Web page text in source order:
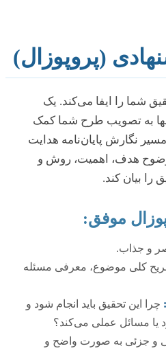
(پروپوزال)
شما را ایفا می‌کند. یک
به تصویب طرح شما کمک
نگارش پایان‌نامه هدایت
وضوح هدف، اهمیت، روش و
را بیان کند.
موفق:
و جذاب.
کلی موضوع، معرفی مسئله
چرا این تحقیق باید انجام شود و
یا مسائل عملی می‌کند؟
و جزئی به صورت واضح و